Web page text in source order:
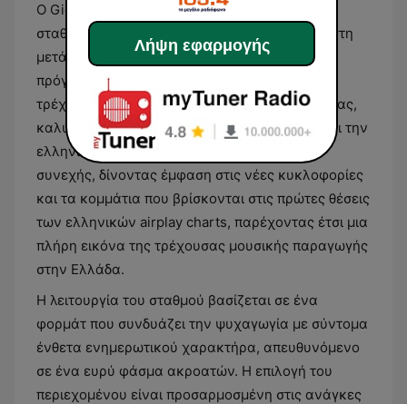
Ο Giga FM 105.4 αποτελεί έναν ραδιοφωνικό
σταθμό με έδρα την Κρήτη, ο οποίος εστιάζει στη
μετάδοση σύγχρονης ελληνικής μουσικής. Το
πρόγραμμά του διαμορφώνεται γύρω από τις
τρέχουσες επιτυχίες της εγχώριας δισκογραφίας,
καλύπτοντας είδη όπως το μοντέρνο λαϊκό και την
ελληνική ποπ. Η ροή των τραγουδιών είναι
συνεχής, δίνοντας έμφαση στις νέες κυκλοφορίες
και τα κομμάτια που βρίσκονται στις πρώτες θέσεις
των ελληνικών airplay charts, παρέχοντας έτσι μια
πλήρη εικόνα της τρέχουσας μουσικής παραγωγής
στην Ελλάδα.
Η λειτουργία του σταθμού βασίζεται σε ένα
φορμάτ που συνδυάζει την ψυχαγωγία με σύντομα
ένθετα ενημερωτικού χαρακτήρα, απευθυνόμενο
σε ένα ευρύ φάσμα ακροατών. Η επιλογή του
περιεχομένου είναι προσαρμοσμένη στις ανάγκες
Λήψη εφαρμογής